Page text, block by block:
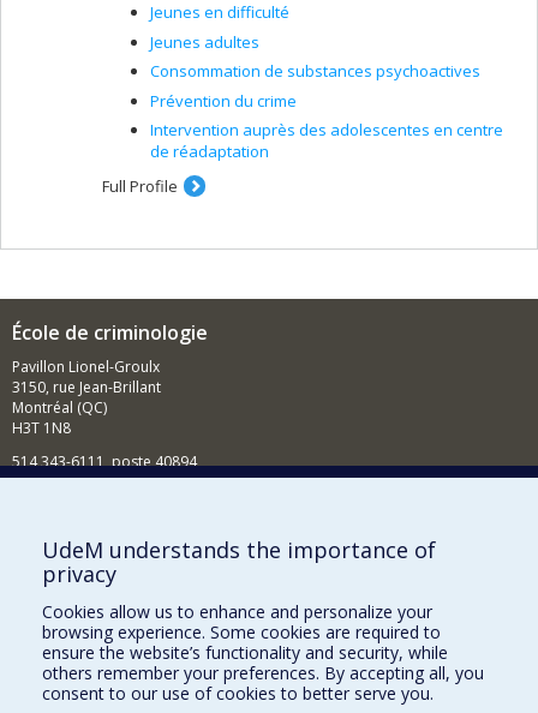
Jeunes en difficulté
Jeunes adultes
Consommation de substances psychoactives
Prévention du crime
Intervention auprès des adolescentes en centre
de réadaptation
Full Profile
École de criminologie
Pavillon Lionel-Groulx
3150, rue Jean-Brillant
Montréal (QC)
H3T 1N8
514 343-6111, poste 40894
Comment soutenir l'École?
BESOIN D'AIDE?
Plan du site
Signaler une erreur
Accessibilité
UdeM understands the importance of
privacy
Cookies allow us to enhance and personalize your
browsing experience. Some cookies are required to
ensure the website’s functionality and security, while
others remember your preferences. By accepting all, you
consent to our use of cookies to better serve you.